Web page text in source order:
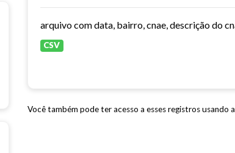
CSV
Você também pode ter acesso a esses registros usando a